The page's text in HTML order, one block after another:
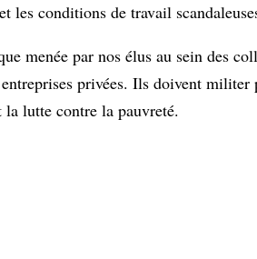
les conditions de travail
menée par nos élus au sein des
privées. Ils doivent
lutte contre la pauvreté.